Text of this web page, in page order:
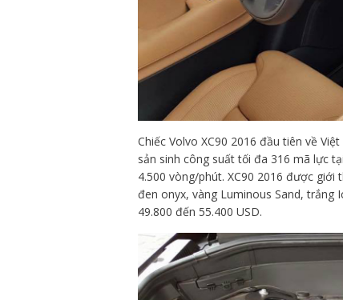
Chiếc Volvo XC90 2016 đầu tiên về
sản sinh công suất tối đa 316 mã lực
4.500 vòng/phút. XC90 2016 được
đen onyx, vàng Luminous Sand, trắng
49.800 đến 55.400 USD.